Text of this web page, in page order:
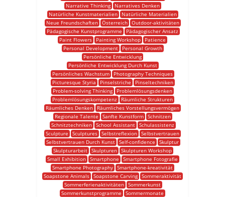
Narrative Thinking
Narratives Denken
Natürliche Kunstmaterialien
Natürliche Materialien
Neue Freundschaften
Österreich
Outdoor-aktivitäten
Pädagogische Kunstprogramme
Pädagogischer Ansatz
Paint Flowers
Painting Workshop
Patience
Personal Development
Personal Growth
Persönliche Entwicklung
Persönliche Entwicklung Durch Kunst
Persönliches Wachstum
Photography Techniques
Picturesque Styria
Pinselstriche
Pinseltechniken
Problem-solving Thinking
Problemlösungsdenken
Problemlösungskompetenz
Räumliche Strukturen
Räumliches Denken
Räumliches Vorstellungsvermögen
Regionale Talente
Sanfte Kunstform
Schnitzen
Schnitztechniken
School Assistant
Schulassistenz
Sculpture
Sculptures Selbstreflexion Selbstvertrauen
Selbstvertrauen Durch Kunst Self-confidence
Skulptur
Skulpturarbeit Skulpturen Skulpturen Workshop
Small Exhibition Smartphone
Smartphone Fotografie
Smartphone Photography Smartphone-kreativität
Soapstone Animals Soapstone Carving Sommeraktivität
Sommerferienaktivitäten Sommerkunst
Sommerkunstprogramme
Sommermonate